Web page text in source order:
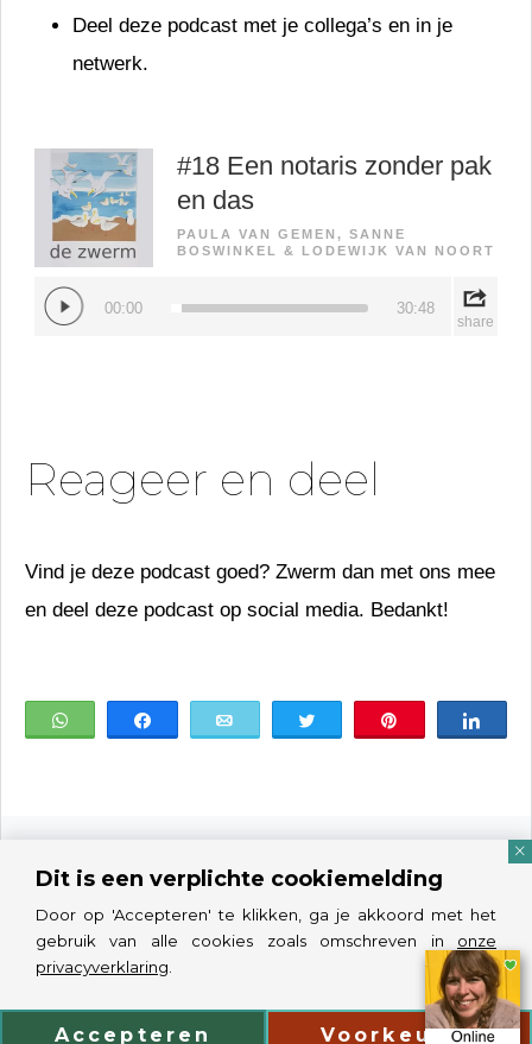
Deel deze podcast met je collega’s en in je
netwerk.
Reageer en deel
Vind je deze podcast goed? Zwerm dan met ons mee
en deel deze podcast op social media. Bedankt!
WhatsApp
Nooit afleveringen missen over heldere taal?
Als eerste weten dat er een nieuwe podcast voor je
Dit is een verplichte cookiemelding
Door op 'Accepteren' te klikken, ga je akkoord met het
gebruik van alle cookies zoals omschreven in onze
privacyverklaring
Accepteren Voorkeuren